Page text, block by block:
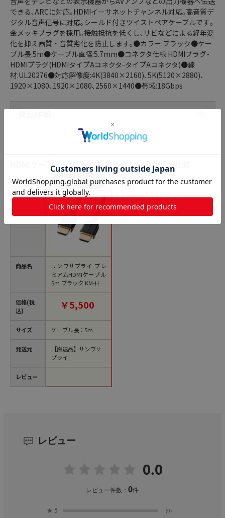
できる､ARCに対応｡HDMIイーサネットチャンネル対応｡高音質デ
ジタル音声信号に対応｡シールド付きツイストペアケーブルです｡
金メッキプラグを採用｡接触抵抗を低くし､サビなどによる経年変
化を抑え画質・音質劣化を防止します｡●カラー:ブラック●ケー
ブル長:5m●ケーブル直径:5.7mm●コネクタ仕様:HDMIプラグ-
HDMIプラグ(HDMIタイプAコネクタ-タイプAコネクタ)●線
材:UL20276●対応解像度:4K(3840×2160)､5K(5120×2880)､
1920×1080､1920×1080､2560×1440●帯域:18Gbps
HDMIケーブル・変換アダプタの人気商品との比較
商品名
価格(税
込)
サイズ
発送元
レビュー
サンワサプライ プレ
ミアムHDMIケーブル
5m ブラック KM-HD2
0-P50 1個（ご注文単
￥5,500
ケーブル長：5m
【直送品】サンワサ
プライ
レビュー
0.0
レビュー件数：0件
★ 5 (0)